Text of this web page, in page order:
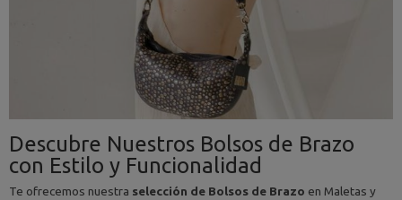
Descubre Nuestros Bolsos de Brazo
con Estilo y Funcionalidad
Te ofrecemos nuestra selección de Bolsos de Brazo en Maletas y